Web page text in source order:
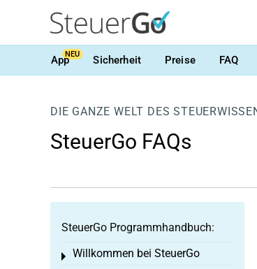
AppNEU Sicherheit Preise FAQ
DIE GANZE WELT DES
SteuerGo FAQs
SteuerGo Programmhandbuch:
Willkommen bei SteuerGo
Toggle menu